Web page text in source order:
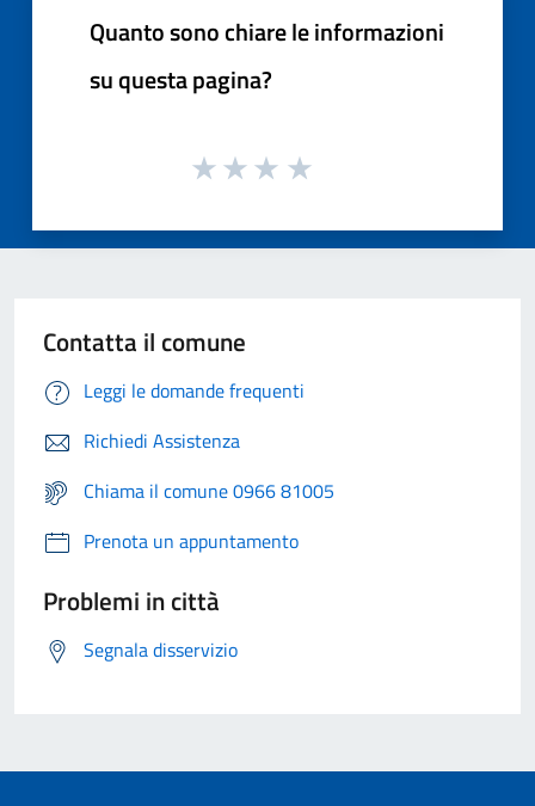
Quanto sono chiare le informazioni
su questa pagina?
Contatta il comune
Leggi le domande frequenti
Richiedi Assistenza
Chiama il comune 0966 81005
Prenota un appuntamento
Problemi in città
Segnala disservizio